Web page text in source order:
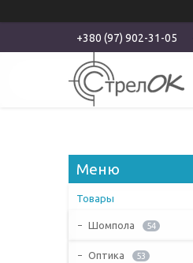
+380 (97) 902-31-05
Товары
Шомпола 54
Оптика 53